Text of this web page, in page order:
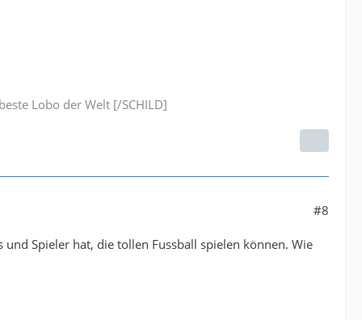
Lobo der Welt [/SCHILD]
#8
Spieler hat, die tollen Fussball spielen können. Wie